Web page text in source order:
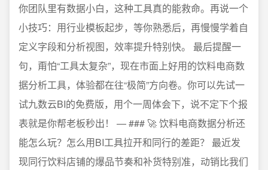
你团队里有数据小白，这种工具真的能救命。再说一个
小技巧：用行业模板起步，等你熟悉后，再慢慢学着自
定义字段和分析视图，效率提升特别快。 最后提醒一
句，甭怕“工具太复杂”，现在市面上好用的饮料电商数
据分析工具，体验都在往“极简”方向卷。你可以先试一
试九数云BI的免费版，用个一周体会下，说不定下个报
表就是你帮老板秒出！ — ### 🚀 饮料电商数据分析还
能怎么玩？怎么用BI工具拉开和同行的差距？ 最近发
现同行饮料店铺的爆品节奏和补货特别准，动销比我们